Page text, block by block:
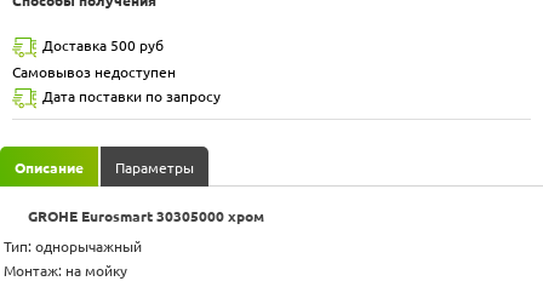
Доставка 500 руб
Самовывоз недоступен
Дата поставки по запросу
Описание Параметры
GROHE Eurosmart 30305000 хром
Тип: однорычажный
Монтаж: на мойку